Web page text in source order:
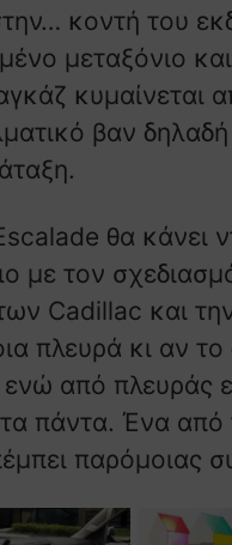
κοντή του
μεταξόνιο
κυμαίνεται
βαν
θα κάνει
με τον
Cadillac και
πλευρά κι αν
από πλευράς
πάντα. Ένα από
παρόμοιας